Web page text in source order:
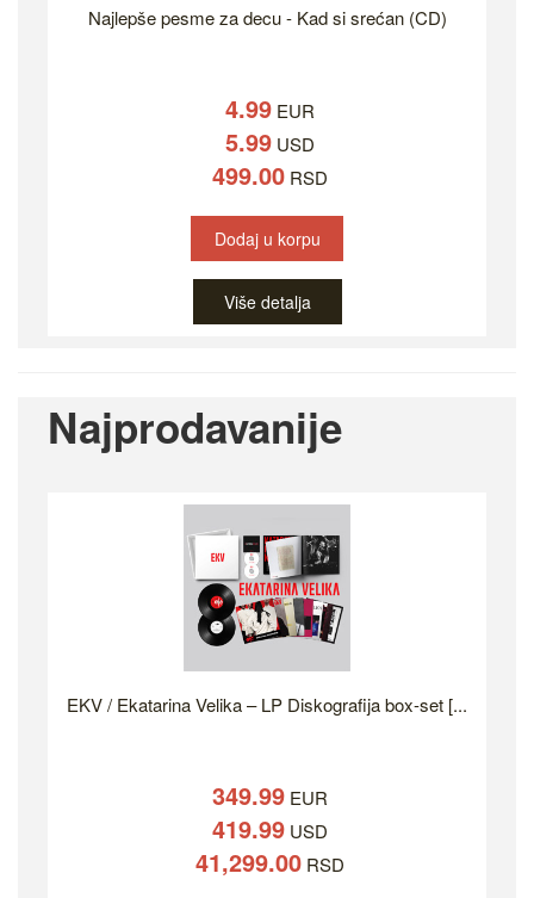
Najlepše pesme za decu - Kad si srećan (CD)
4.99 EUR
5.99 USD
499.00 RSD
Dodaj u korpu
Više detalja
Najprodavanije
EKV / Ekatarina Velika – LP Diskografija box-set [...
349.99 EUR
419.99 USD
41,299.00 RSD